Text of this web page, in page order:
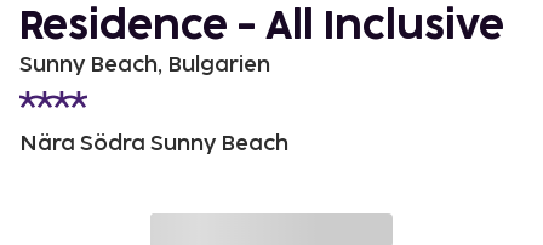
Residence - All Inclusive
Sunny Beach, Bulgarien
Nära Södra Sunny Beach